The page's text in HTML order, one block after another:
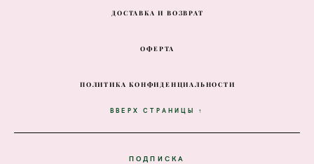
ДОСТАВКА И ВОЗВРАТ
ОФЕРТА
ПОЛИТИКА КОНФИДЕНЦИАЛЬНОСТИ
ВВЕРХ СТРАНИЦЫ ↑
ПОДПИСКА